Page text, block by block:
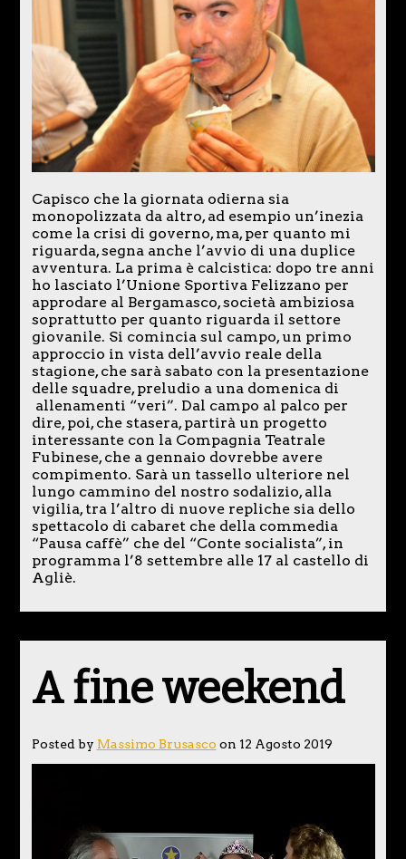
Capisco che la giornata odierna sia
monopolizzata da altro, ad esempio un’inezia
come la crisi di governo, ma, per quanto mi
riguarda, segna anche l’avvio di una duplice
avventura. La prima è calcistica: dopo tre anni
ho lasciato l’Unione Sportiva Felizzano per
approdare al Bergamasco, società ambiziosa
soprattutto per quanto riguarda il settore
giovanile. Si comincia sul campo, un primo
approccio in vista dell’avvio reale della
stagione, che sarà sabato con la presentazione
delle squadre, preludio a una domenica di
allenamenti “veri”. Dal campo al palco per
dire, poi, che stasera, partirà un progetto
interessante con la Compagnia Teatrale
Fubinese, che a gennaio dovrebbe avere
compimento. Sarà un tassello ulteriore nel
lungo cammino del nostro sodalizio, alla
vigilia, tra l’altro di nuove repliche sia dello
spettacolo di cabaret che della commedia
“Pausa caffè” che del “Conte socialista”, in
programma l’8 settembre alle 17 al castello di
Agliè.
A fine weekend
Posted by Massimo Brusasco on 12 Agosto 2019